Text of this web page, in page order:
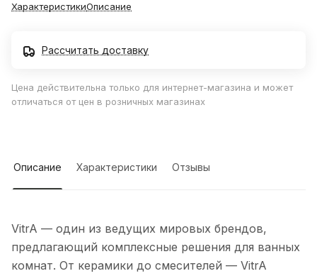
ХарактеристикиОписание
Рассчитать доставку
Цена действительна только для интернет-магазина и может
отличаться от цен в розничных магазинах
Описание Характеристики Отзывы
VitrA — один из ведущих мировых брендов,
предлагающий комплексные решения для ванных
комнат. От керамики до смесителей — VitrA